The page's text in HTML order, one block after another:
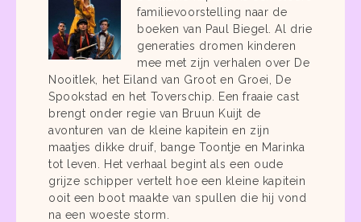
familievoorstelling naar de
boeken van Paul Biegel. Al drie
generaties dromen kinderen
mee met zijn verhalen over De
Nooitlek, het Eiland van Groot en Groei, De
Spookstad en het Toverschip. Een fraaie cast
brengt onder regie van Bruun Kuijt de
avonturen van de kleine kapitein en zijn
maatjes dikke druif, bange Toontje en Marinka
tot leven. Het verhaal begint als een oude
grijze schipper vertelt hoe een kleine kapitein
ooit een boot maakte van spullen die hij vond
na een woeste storm.